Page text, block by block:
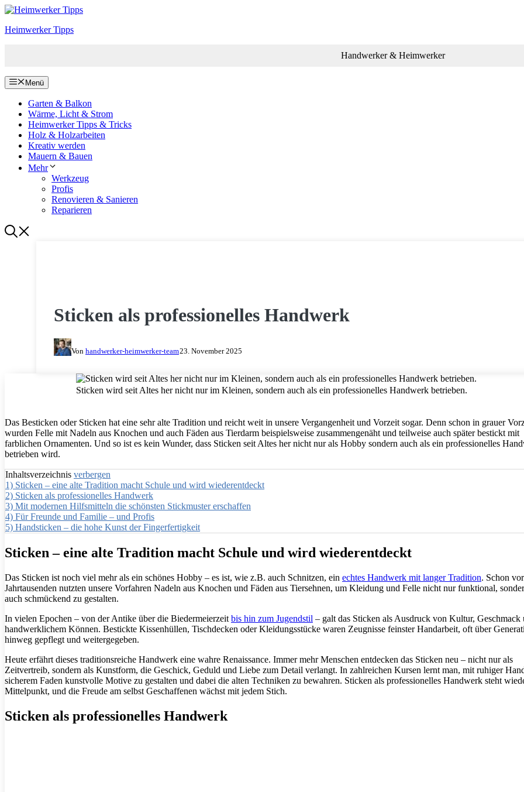
Zum
springen
Heimwerker Tipps
Handwerker & Heimwerker
Menü
Garten & Balkon
Wärme, Licht & Strom
Heimwerker Tipps & Tricks
Holz & Holzarbeiten
Kreativ werden
Mauern & Bauen
Mehr
Werkzeug
Profis
Renovieren & Sanieren
Reparieren
Sticken als professionelles Handwerk
Von handwerker-heimwerker-team23. November 2025
Sticken wird seit Altes her nicht nur im Kleinen, sondern auch als ein professionelles Handwerk betrieben.
Das Besticken oder Sticken hat eine sehr alte Tradition und reicht weit in unsere Vergangenheit und Vorzeit sogar. Denn schon in grauer
wurden Felle mit Nadeln aus Knochen und auch Fäden aus Tierdarm beispielsweise zusammengenäht und teilweise auch später bestickt mit
farblichen Ornamenten. Und so ist es kein Wunder, dass Sticken seit Altes her nicht nur als Hobby sondern auch als ein professionelles
betrieben wird.
Inhaltsverzeichnis verbergen
1) Sticken – eine alte Tradition macht Schule und wird wiederentdeckt
2) Sticken als professionelles Handwerk
3) Mit modernen Hilfsmitteln die schönsten Stickmuster erschaffen
4) Für Freunde und Familie – und Profis
5) Handsticken – die hohe Kunst der Fingerfertigkeit
Sticken – eine alte Tradition macht Schule und wird wiederentdeckt
Das Sticken ist noch viel mehr als ein schönes Hobby – es ist, wie z.B. auch Schnitzen, ein echtes Handwerk mit langer Tradition. Schon vor
Jahrtausenden nutzten unsere Vorfahren Nadeln aus Knochen und Fäden aus Tiersehnen, um Kleidung und Felle nicht nur funktional,
auch schmückend zu gestalten.
In vielen Epochen – von der Antike über die Biedermeierzeit bis hin zum Jugendstil – galt das Sticken als Ausdruck von Kultur, Geschmack
handwerklichem Können. Bestickte Kissenhüllen, Tischdecken oder Kleidungsstücke waren Zeugnisse feinster Handarbeit, oft über
hinweg gepflegt und weitergegeben.
Heute erfährt dieses traditionsreiche Handwerk eine wahre Renaissance. Immer mehr Menschen entdecken das Sticken neu – nicht nur als
Zeitvertreib, sondern als Kunstform, die Geschick, Geduld und Liebe zum Detail verlangt. In zahlreichen Kursen lernt man, mit ruhiger
sicherem Faden kunstvolle Motive zu gestalten und dabei die alten Techniken zu bewahren. Sticken als professionelles Handwerk steht
Mittelpunkt, und die Freude am selbst Geschaffenen wächst mit jedem Stich.
Sticken als professionelles Handwerk